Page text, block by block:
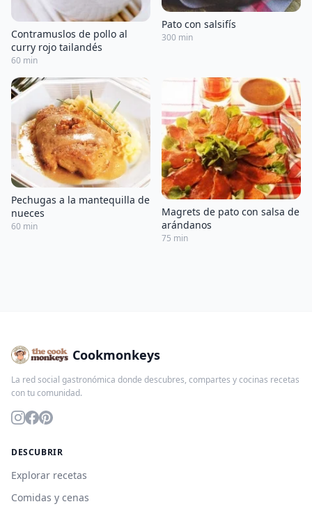
Contramuslos de pollo al
curry rojo tailandés
60 min
Pato con salsifís
300 min
Pechugas a la mantequilla de
nueces
60 min
Magrets de pato con salsa de
arándanos
75 min
Cookmonkeys
La red social gastronómica donde descubres, compartes y cocinas recetas
con tu comunidad.
DESCUBRIR
Explorar recetas
Comidas y cenas